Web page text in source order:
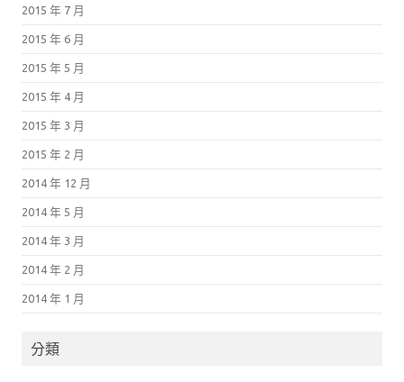
2015 年 7 月
2015 年 6 月
2015 年 5 月
2015 年 4 月
2015 年 3 月
2015 年 2 月
2014 年 12 月
2014 年 5 月
2014 年 3 月
2014 年 2 月
2014 年 1 月
分類